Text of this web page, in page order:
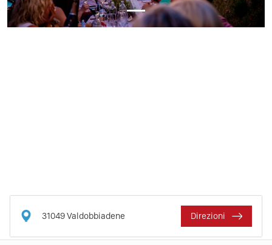
31049Valdobbiadene Direzioni